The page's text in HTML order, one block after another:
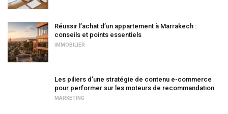
Réussir l’achat d’un appartement à Marrakech :
conseils et points essentiels
IMMOBILIER
Les piliers d’une stratégie de contenu e-commerce
pour performer sur les moteurs de recommandation
MARKETING